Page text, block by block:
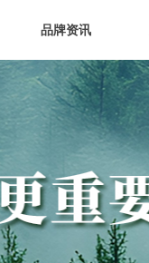
品牌资讯